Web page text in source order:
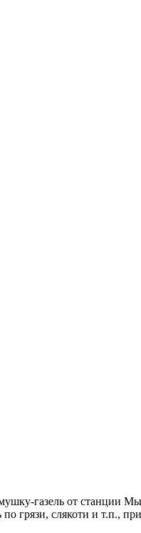
газель от станции
грязи, слякоти и т.п.,